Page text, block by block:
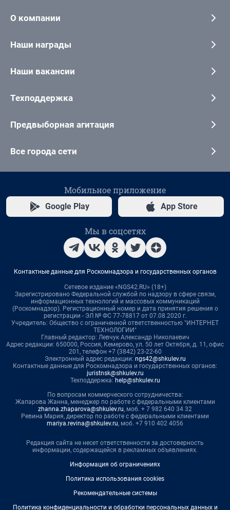
О компании
Наши награды
Наши вакансии
Техподдержка
Предвыборная агитация
Все города сети
Мобильное приложение
Google Play App Store
Мы в соцсетях
Контактные данные для Роскомнадзора и государственных органов
Сетевое издание «NGS42.RU» (18+)
Зарегистрировано Федеральной службой по надзору в сфере связи,
информационных технологий и массовых коммуникаций
(Роскомнадзор). Регистрационный номер и дата принятия решения о
регистрации - ЭЛ № ФС 77-78817 от 07.08.2020 г.
Учредитель: Общество с ограниченной ответственностью "ИНТЕРНЕТ
ТЕХНОЛОГИИ"
Главный редактор: Левчук Александр Николаевич
Адрес редакции: 650000, Россия, Кемерово, ул. 50 лет Октября, д. 11, офис
201, телефон +7 (3842) 23-22-60
Электронный адрес редакции: ngs42@shkulev.ru
Контактные данные для Роскомнадзора и государственных органов:
juristnsk@shkulev.ru
Техподдержка: help@shkulev.ru
По вопросам коммерческого сотрудничества:
Жапарова Жанна, менеджер по работе с федеральными клиентами
zhanna.zhaparova@shkulev.ru, моб. + 7 982 640 34 32
Ревина Мария, директор по работе с федеральными клиентами
mariya.revina@shkulev.ru, моб. +7 910 402 4056
Редакция сайта не несет ответственности за достоверность
информации, содержащейся в рекламных объявлениях.
Информация об ограничениях
Политика использования cookies
Рекомендательные системы
Политика конфиденциальности и обработки персональных данных и